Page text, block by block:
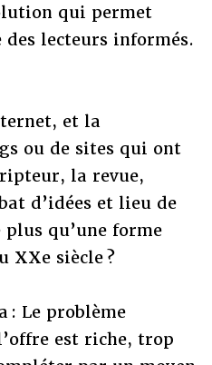
qui permet
des lecteurs informés.
et la
ou de sites qui ont
la revue,
d’idées et lieu de
qu’une forme
XXe siècle ?
: Le problème
est riche, trop